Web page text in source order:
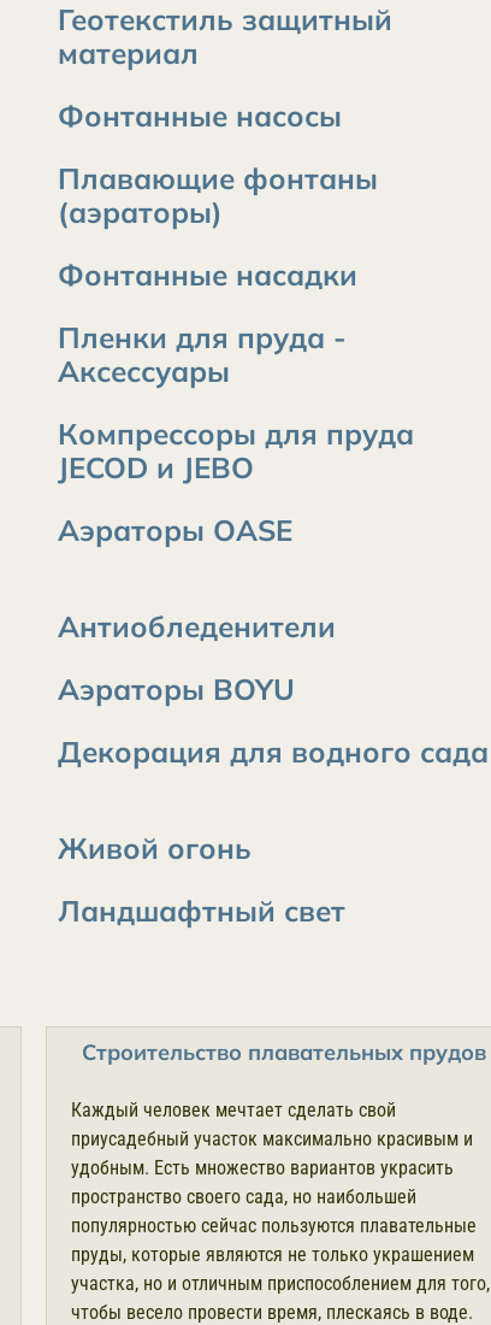
Геотекстиль защитный
материал
Фонтанные насосы
Плавающие фонтаны
(аэраторы)
Фонтанные насадки
Пленки для пруда -
Аксессуары
Компрессоры для пруда
JECOD и JEBO
Аэраторы OASE
Антиобледенители
Аэраторы BOYU
Декорация для водного сада
Живой огонь
Ландшафтный свет
Строительство плавательных прудов
Каждый человек мечтает сделать свой
приусадебный участок максимально красивым и
удобным. Есть множество вариантов украсить
пространство своего сада, но наибольшей
популярностью сейчас пользуются плавательные
пруды, которые являются не только украшением
участка, но и отличным приспособлением для того,
чтобы весело провести время, плескаясь в воде.